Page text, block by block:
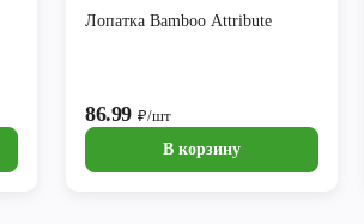
Лопатка Bamboo Attribute
86.99 ₽/шт
В корзину